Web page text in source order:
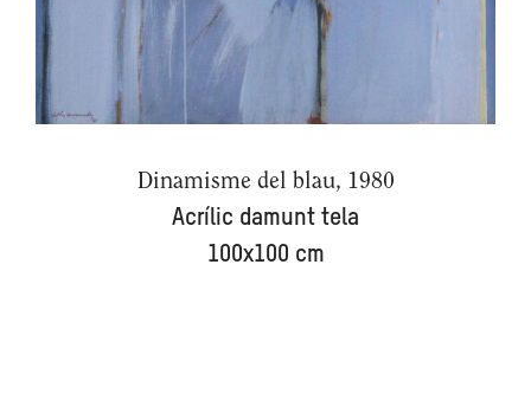
Dinamisme del blau, 1980
Acrílic damunt tela
100x100 cm